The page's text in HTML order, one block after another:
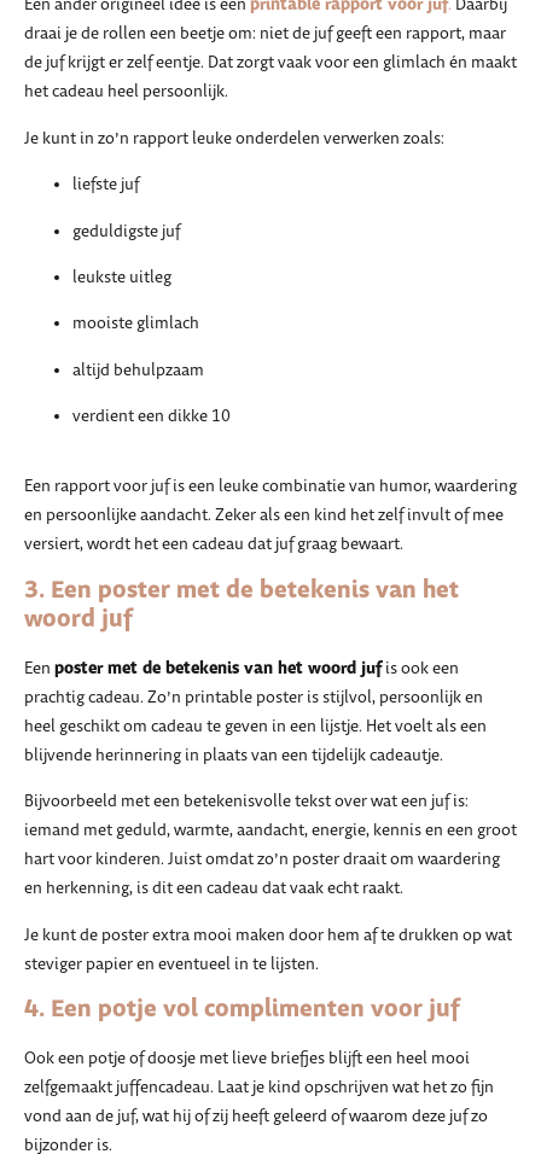
Een ander origineel idee is een printable rapport voor juf. Daarbij
draai je de rollen een beetje om: niet de juf geeft een rapport, maar
de juf krijgt er zelf eentje. Dat zorgt vaak voor een glimlach én maakt
het cadeau heel persoonlijk.
Je kunt in zo’n rapport leuke onderdelen verwerken zoals:
liefste juf
geduldigste juf
leukste uitleg
mooiste glimlach
altijd behulpzaam
verdient een dikke 10
Een rapport voor juf is een leuke combinatie van humor, waardering
en persoonlijke aandacht. Zeker als een kind het zelf invult of mee
versiert, wordt het een cadeau dat juf graag bewaart.
3. Een poster met de betekenis van het
woord juf
Een poster met de betekenis van het woord jufis ook een
prachtig cadeau. Zo’n printable poster is stijlvol, persoonlijk en
heel geschikt om cadeau te geven in een lijstje. Het voelt als een
blijvende herinnering in plaats van een tijdelijk cadeautje.
Bijvoorbeeld met een betekenisvolle tekst over wat een juf is:
iemand met geduld, warmte, aandacht, energie, kennis en een groot
hart voor kinderen. Juist omdat zo’n poster draait om waardering
en herkenning, is dit een cadeau dat vaak echt raakt.
Je kunt de poster extra mooi maken door hem af te drukken op wat
steviger papier en eventueel in te lijsten.
4. Een potje vol complimenten voor juf
Ook een potje of doosje met lieve briefjes blijft een heel mooi
zelfgemaakt juffencadeau. Laat je kind opschrijven wat het zo fijn
vond aan de juf, wat hij of zij heeft geleerd of waarom deze juf zo
bijzonder is.